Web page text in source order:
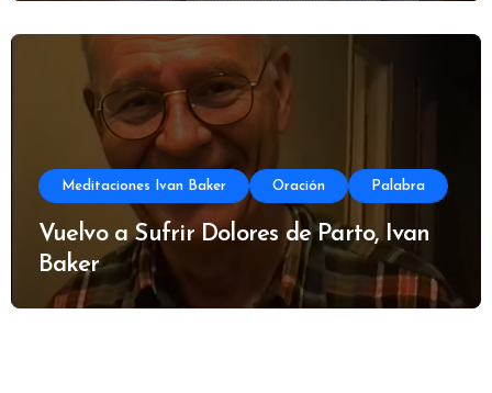
Meditaciones Ivan Baker Oración Palabra
Vuelvo a Sufrir Dolores de Parto, Ivan
Baker